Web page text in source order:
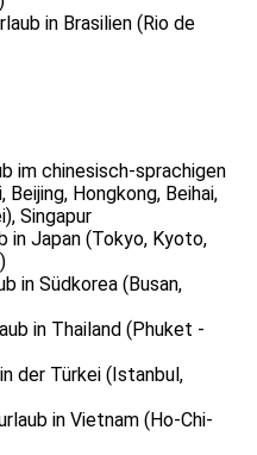
in Brasilien (Rio de
im chinesisch-sprachigen
Beijing, Hongkong, Beihai,
Singapur
in Japan (Tokyo, Kyoto,
in Südkorea (Busan,
in Thailand (Phuket -
der Türkei (Istanbul,
in Vietnam (Ho-Chi-